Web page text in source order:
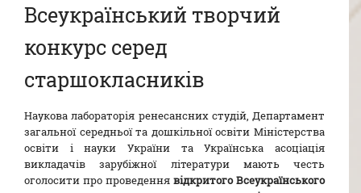
Всеукраїнський творчий
конкурс серед
старшокласників
Наукова лабораторія ренесансних студій, Департамент
загальної середньої та дошкільної освіти Міністерства
освіти і науки України та Українська асоціація
викладачів зарубіжної літератури мають честь
оголосити про проведення відкритого Всеукраїнського